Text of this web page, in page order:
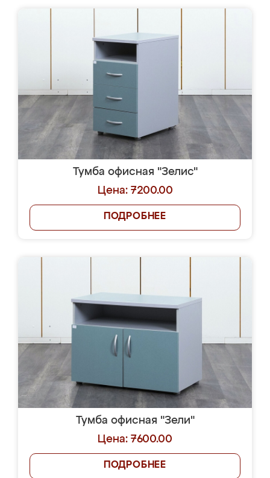
Тумба офисная "Зелис"
Цена: 7200.00
ПОДРОБНЕЕ
Тумба офисная "Зели"
Цена: 7600.00
ПОДРОБНЕЕ